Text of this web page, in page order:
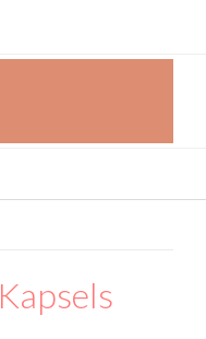
Kapsels